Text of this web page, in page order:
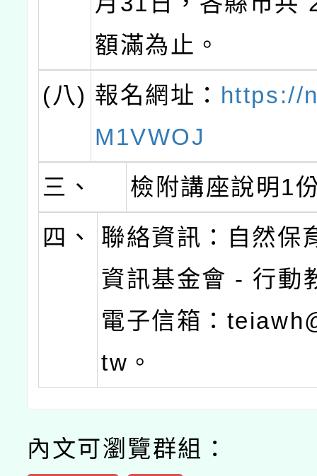
額滿為止。
(八) 報名網址： https://
M1VWOJ
三、
檢附講座說明1
四、
聯絡資訊：自然保
資訊基金會 - 行動
電子信箱：
tw。
內文可瀏覽群組：